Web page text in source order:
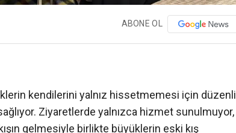
ABONE OL
kendilerini yalnız hissetmemesi için düzenli
Ziyaretlerde yalnızca hizmet sunulmuyor,
gelmesiyle birlikte büyüklerin eski kış